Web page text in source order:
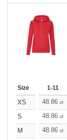
Size 1-11
XS 48.86 zł
S
48.86 zł
M
48.86 zł